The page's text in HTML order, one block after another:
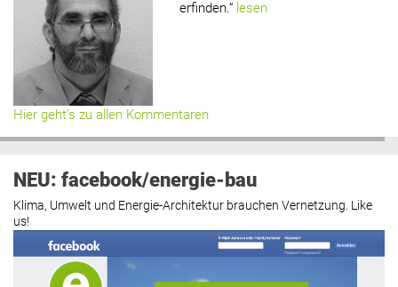
erfinden.“ lesen
Hier geht’s zu allen Kommentaren
NEU: facebook/energie-bau
Klima, Umwelt und Energie-Architektur brauchen Vernetzung. Like
us!